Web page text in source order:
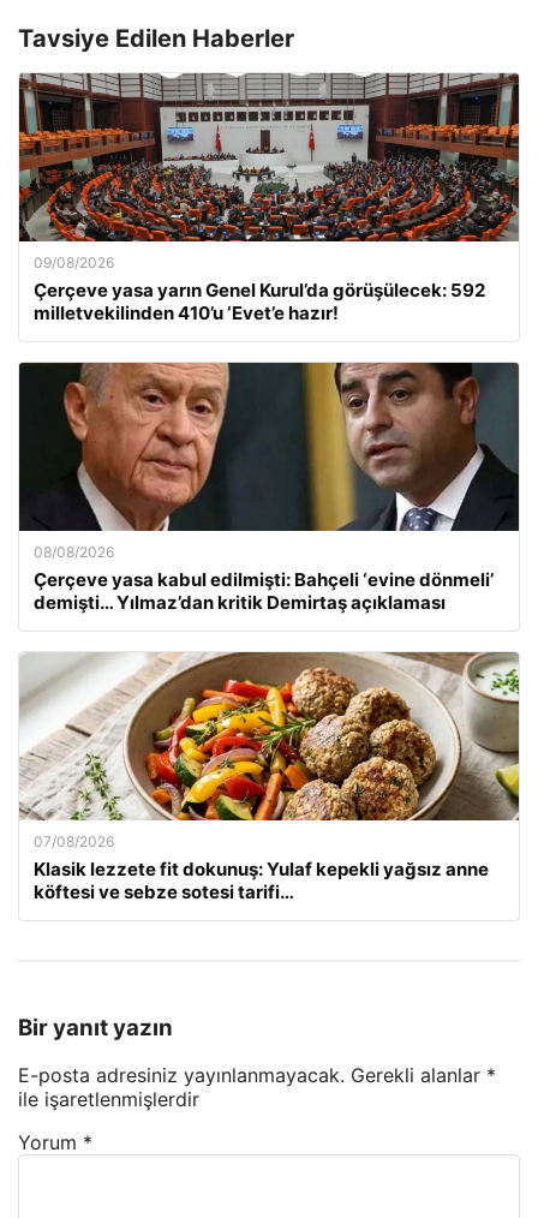
Tavsiye Edilen Haberler
09/08/2026
Çerçeve yasa yarın Genel Kurul’da görüşülecek: 592
milletvekilinden 410’u ‘Evet’e hazır!
08/08/2026
Çerçeve yasa kabul edilmişti: Bahçeli ‘evine dönmeli’
demişti… Yılmaz’dan kritik Demirtaş açıklaması
07/08/2026
Klasik lezzete fit dokunuş: Yulaf kepekli yağsız anne
köftesi ve sebze sotesi tarifi…
Bir yanıt yazın
E-posta adresiniz yayınlanmayacak. Gerekli alanlar *
ile işaretlenmişlerdir
Yorum *